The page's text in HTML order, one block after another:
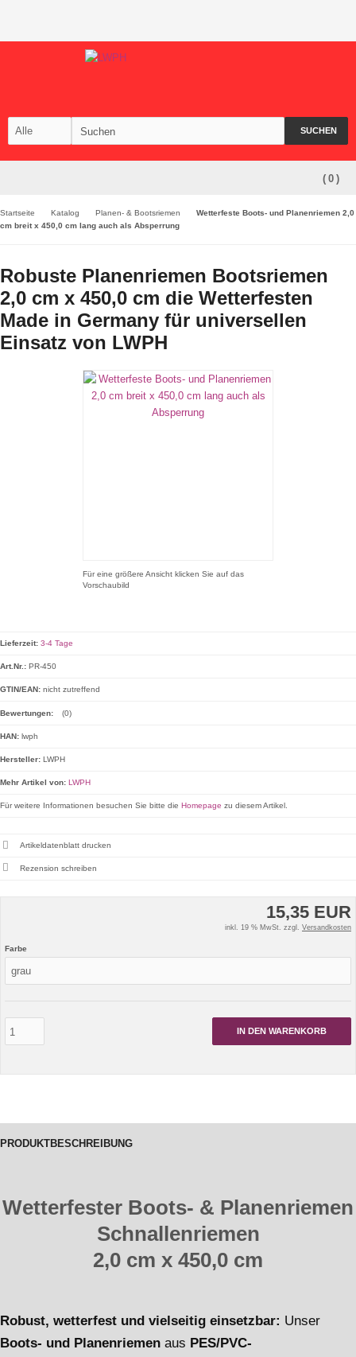
SUCHEN
( 0 )
Startseite Katalog Planen- & Bootsriemen
Wetterfeste Boots- und Planenriemen 2,0
cm breit x 450,0 cm lang auch als Absperrung
Robuste Planenriemen Bootsriemen
2,0 cm x 450,0 cm die Wetterfesten
Made in Germany für universellen
Einsatz von LWPH
Für eine größere Ansicht klicken Sie auf das
Vorschaubild
15,35 EUR
inkl. 19 % MwSt. zzgl. Versandkosten
Farbe
IN DEN WARENKORB
Lieferzeit: 3-4 Tage
Art.Nr.: PR-450
GTIN/EAN: nicht zutreffend
Bewertungen: (0)
HAN: lwph
Hersteller: LWPH
Mehr Artikel von: LWPH
Für weitere Informationen besuchen Sie bitte die Homepage zu diesem Artikel.
Artikeldatenblatt drucken
Rezension schreiben
PRODUKTBESCHREIBUNG
Wetterfester Boots- & Planenriemen
Schnallenriemen
2,0 cm x 450,0 cm
Robust, wetterfest und vielseitig einsetzbar: Unser
Boots- und Planenriemen aus PES/PVC-